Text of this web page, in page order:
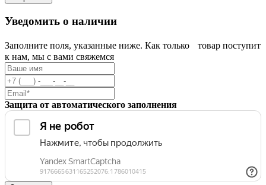
Уведомить о наличии
Заполните поля, указанные ниже. Как только товар поступит
к нам, мы с вами свяжемся
Защита от автоматического заполнения